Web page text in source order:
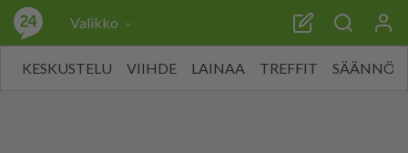
Valikko
KESKUSTELU VIIHDE LAINAA TREFFIT SÄÄNNÖT